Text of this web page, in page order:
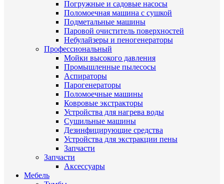
Погружные и садовые насосы
Поломоечная машина с сушкой
Подметальные машины
Паровой очиститель поверхностей
Небулайзеры и пеногенераторы
Профессиональный
Мойки высокого давления
Промышленные пылесосы
Аспираторы
Парогенераторы
Поломоечные машины
Ковровые экстракторы
Устройства для нагрева воды
Сушильные машины
Дезинфицирующие средства
Устройства для экстракции пены
Запчасти
Запчасти
Аксессуары
Мебель